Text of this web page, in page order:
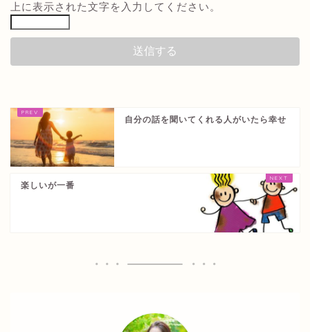
上に表示された文字を入力してください。
自分の話を聞いてくれる人がいたら幸せ
楽しいが一番